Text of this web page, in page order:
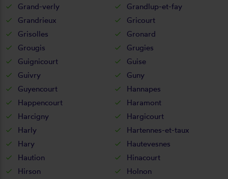
Grand-verly
Grandlup-et-fay
Grandrieux
Gricourt
Grisolles
Gronard
Grougis
Grugies
Guignicourt
Guise
Guivry
Guny
Guyencourt
Hannapes
Happencourt
Haramont
Harcigny
Hargicourt
Harly
Hartennes-et-taux
Hary
Hautevesnes
Haution
Hinacourt
Hirson
Holnon